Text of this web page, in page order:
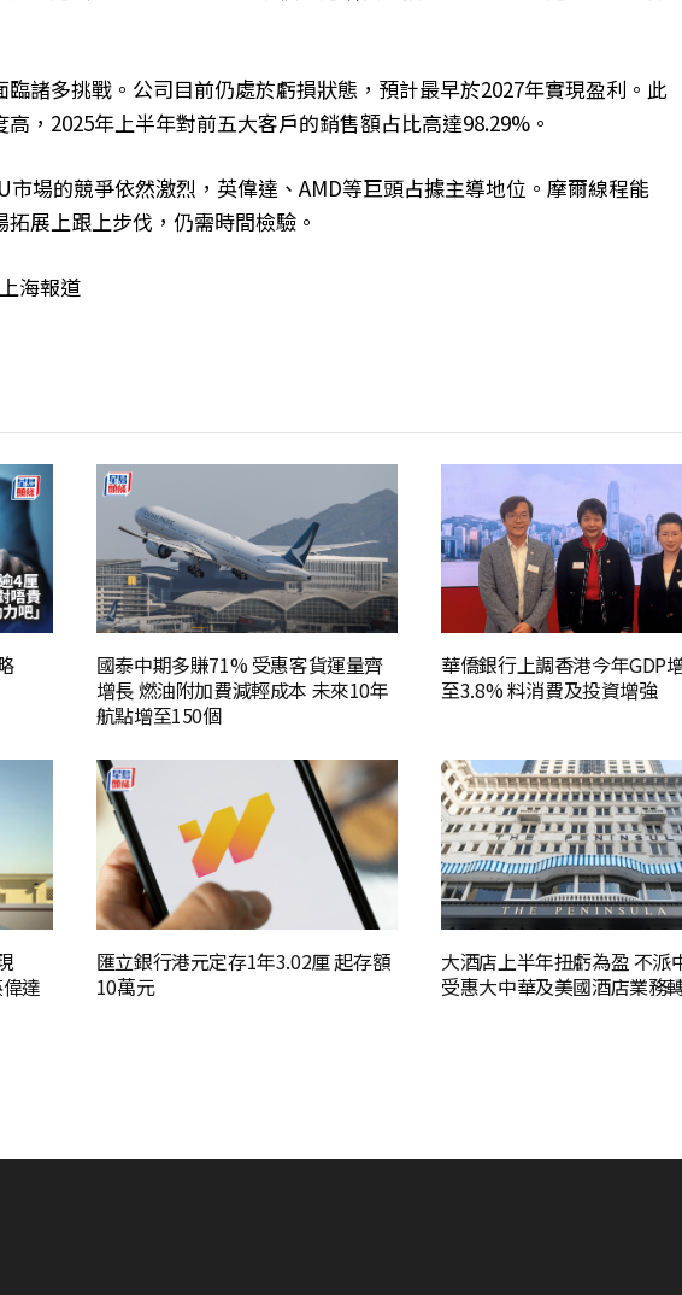
諸多挑戰。公司目前仍處於虧損狀態，預計最早於2027年實現盈利。此
，2025年上半年對前五大客戶的銷售額占比高達98.29%。
市場的競爭依然激烈，英偉達、AMD等巨頭占據主導地位。摩爾線程能
展上跟上步伐，仍需時間檢驗。
海報道
國泰中期多賺71% 受惠客貨運量齊
增長 燃油附加費減輕成本 未來10年
航點增至150個
華僑銀行上調香港今年GDP
至3.8% 料消費及投資增強
達
匯立銀行港元定存1年3.02厘 起存額
10萬元
大酒店上半年扭虧為盈 不派
受惠大中華及美國酒店業務